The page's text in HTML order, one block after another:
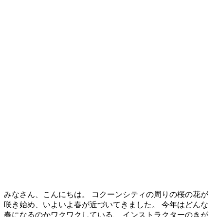
みなさん、こんにちは。 コクーンシティの周りの桜の花が
咲き始め、いよいよ春が近づいてきました。 今年はどんな
春になるのかワクワクしている、 インストラクターのきが